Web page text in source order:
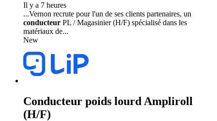
Il y a 7 heures
...Vernon recrute pour l'un de ses clients partenaires, un
conducteur PL / Magasinier (H/F) spécialisé dans les
matériaux de...
New
Conducteur poids lourd Ampliroll
(H/F)